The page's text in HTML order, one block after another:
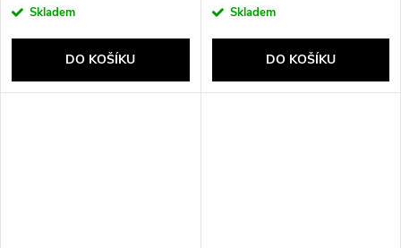
Skladem
DO KOŠÍKU
Skladem
DO KOŠÍKU